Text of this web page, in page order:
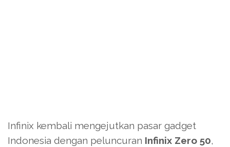
Infinix kembali mengejutkan pasar gadget
Indonesia dengan peluncuran Infinix Zero 50,